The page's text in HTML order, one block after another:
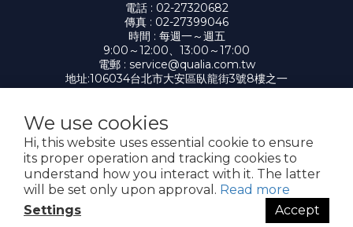
We use cookies
Hi, this website uses essential cookie to ensure
its proper operation and tracking cookies to
understand how you interact with it. The latter
will be set only upon approval. Read more
Settings
Accept
電話 : 02-27320682
傳真 : 02-27399046
時間 : 每週一～週五
9:00～12:00、13:00～17:00
電郵 : service@qualia.com.tw
地址:106034台北市大安區臥龍街3號8樓之一
提醒您，我們不會以電話或簡訊方式通知變更付款方式。
Copyright© 2026 凱笠雅有限公司 Qualia